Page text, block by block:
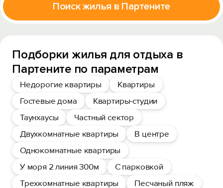
Поиск жилья в Партените
Подборки жилья для отдыха в
Партените по параметрам
Недорогие квартиры
Квартиры
Гостевые дома
Квартиры-студии
Таунхаусы
Частный сектор
Двухкомнатные квартиры
В центре
Однокомнатные квартиры
У моря 2 линия 300м
С парковкой
Трехкомнатные квартиры
Песчаный пляж